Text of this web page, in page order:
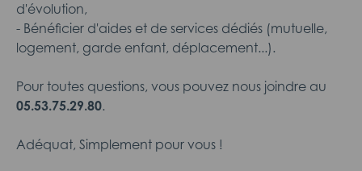
d'évolution,
- Bénéficier d'aides et de services dédiés (mutuelle,
logement, garde enfant, déplacement...).
Pour toutes questions, vous pouvez nous joindre au
05.53.75.29.80.
Adéquat, Simplement pour vous !